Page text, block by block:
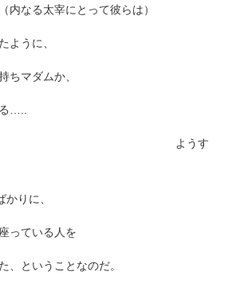
内なる太宰にとって彼らは）
ように、
ちマダムか、
…..
ようす
かりに、
っている 人を
、ということなのだ。